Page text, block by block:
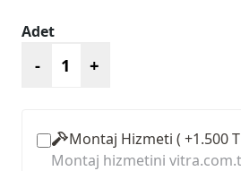
Adet
- +
Montaj Hizmeti ( +1.500
Montaj hizmetini